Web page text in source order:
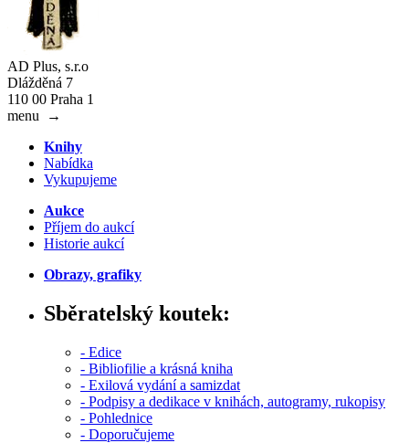
AD Plus, s.r.o
Dlážděná 7
110 00 Praha 1
menu
→
Knihy
Nabídka
Vykupujeme
Aukce
Příjem do aukcí
Historie aukcí
Obrazy, grafiky
Sběratelský koutek:
- Edice
- Bibliofilie a krásná kniha
- Exilová vydání a samizdat
- Podpisy a dedikace v knihách, autogramy, rukopisy
- Pohlednice
- Doporučujeme